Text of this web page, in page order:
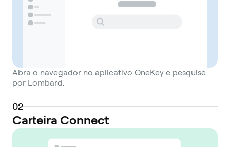
Abra o navegador no aplicativo OneKey e pesquise
por Lombard.
02
Carteira Connect